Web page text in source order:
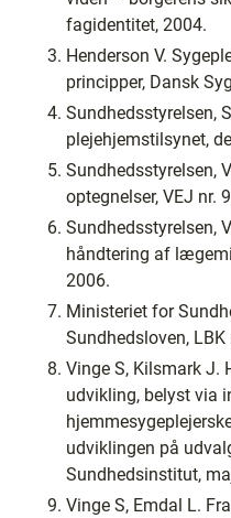
fagidentitet, 2004.
Henderson V.
principper, Dansk
Sundhedsstyrelsen,
plejehjemstilsynet,
Sundhedsstyrelsen,
optegnelser, VEJ nr.
Sundhedsstyrelsen,
håndtering af
2006.
Ministeriet for
Sundhedsloven,
Vinge S, Kilsmark J.
udvikling, belyst via
udviklingen på
Sundhedsinstitut,
Vinge S, Emdal L.